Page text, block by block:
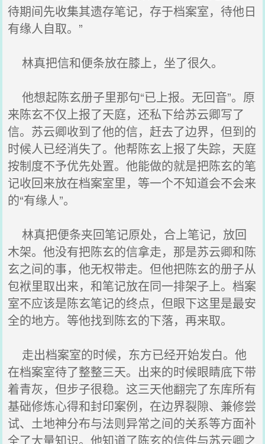
待期间先收集其遗存笔记，存于档案室，待他日
有缘人自取。”
林真把信和便条放在膝上，坐了很久。
他想起陈玄册子里那句“已上报。无回音”。原
来陈玄不仅上报了天庭，还私下给苏云卿写了
信。苏云卿收到了他的信，赶去了边界，但到的
时候人已经消失了。他帮陈玄上报了失踪，天庭
按制度不予优先处置。他能做的就是把陈玄的笔
记收回来放在档案室里，等一个不知道会不会来
的“有缘人”。
林真把便条夹回笔记原处，合上笔记，放回
木架。他没有把陈玄的信拿走，那是苏云卿和陈
玄之间的事，他无权带走。但他把陈玄的册子从
包袱里取出来，和笔记放在同一排架子上。档案
室不应该是陈玄笔记的终点，但眼下这里是最安
全的地方。等他找到陈玄的下落，再来取。
走出档案室的时候，东方已经开始发白。他
在档案室待了整整三天。出来的时候眼睛底下带
着青灰，但步子很稳。这三天他翻完了东库所有
基础修炼心得和封印案例，在边界裂隙、兼修尝
试、土地神分布与法则异常之间的关系等方面补
全了大量知识。他知道了陈玄的信件与苏云卿之